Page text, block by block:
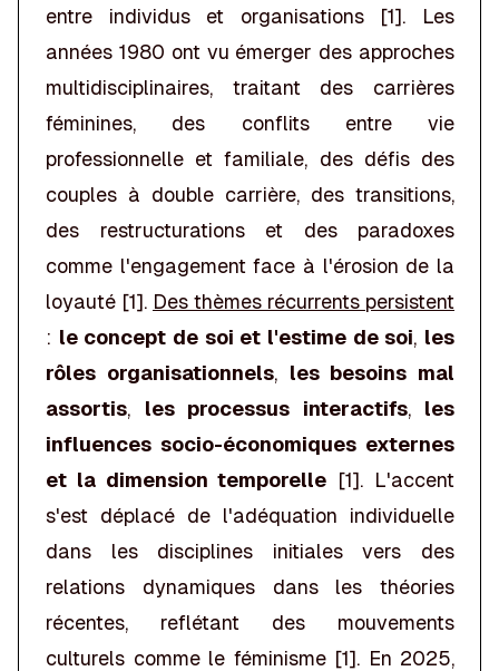
entre individus et organisations [1]. Les
années 1980 ont vu émerger des approches
multidisciplinaires, traitant des carrières
féminines, des conflits entre vie
professionnelle et familiale, des défis des
couples à double carrière, des transitions,
des restructurations et des paradoxes
comme l'engagement face à l'érosion de la
loyauté [1]. Des thèmes récurrents persistent
: le concept de soi et l'estime de soi, les
rôles organisationnels, les besoins mal
assortis, les processus interactifs, les
influences socio-économiques externes
et la dimension temporelle [1]. L'accent
s'est déplacé de l'adéquation individuelle
dans les disciplines initiales vers des
relations dynamiques dans les théories
récentes, reflétant des mouvements
culturels comme le féminisme [1]. En 2025,